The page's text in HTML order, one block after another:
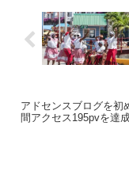
アドセンスブログを初
間アクセス195pvを達